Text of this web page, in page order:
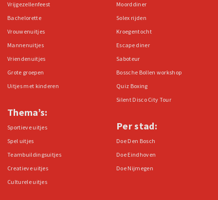
Vrijgezellenfeest
Bachelorette
Vrouwenuitjes
Mannenuitjes
Vriendenuitjes
Grote groepen
Uitjes met kinderen
Thema’s:
Sportieve uitjes
Spel uitjes
Teambuildingsuitjes
Creatieve uitjes
Culturele uitjes
Moorddiner
Solex rijden
Kroegentocht
Escape diner
Saboteur
Bossche Bollen workshop
Quiz Boxing
Silent Disco City Tour
Per stad:
Doe Den Bosch
Doe Eindhoven
Doe Nijmegen